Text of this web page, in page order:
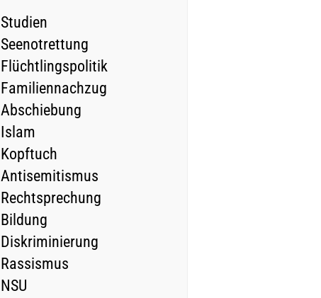
Studien
Seenotrettung
Flüchtlingspolitik
Familiennachzug
Abschiebung
Islam
Kopftuch
Antisemitismus
Rechtsprechung
Bildung
Diskriminierung
Rassismus
NSU